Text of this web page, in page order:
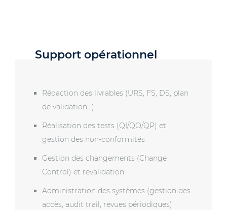
Support opérationnel
Rédaction des livrables (URS, FS, DS, plan
de validation…)
Réalisation des tests (QI/QO/QP) et
gestion des non-conformités
Gestion des changements (Change
Control) et revalidation
Administration des systèmes (gestion des
accès, audit trail, revues périodiques)